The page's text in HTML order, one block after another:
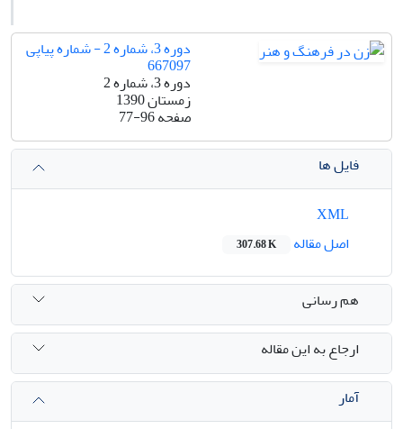
دوره 3، شماره 2 - شماره پیاپی
667097
دوره 3، شماره 2
زمستان 1390
صفحه77-96
فایل ها
اصل مقاله
307.68 K
هم رسانی
ارجاع به این مقاله
آمار